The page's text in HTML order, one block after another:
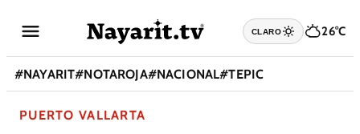
CLARO 26°C
#NAYARIT#NOTAROJA#NACIONAL#TEPIC
PUERTO VALLARTA